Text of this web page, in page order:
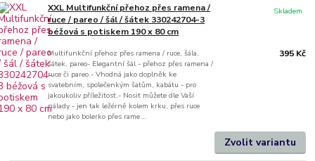
XXL Multifunkční přehoz přes ramena /
ruce / pareo / šál / šátek 330242704-3
béžová s potiskem 190 x 80 cm
Multifunkční přehoz přes ramena / ruce, šála,
šátek, pareo- Elegantní šál - přehoz přes ramena /
ruce či pareo.- Vhodná jako doplněk ke
svatebním, společenkým šatům, kabátu - pro
jakoukoliv příležitost.- Nosit můžete dle Vaší
nálady - jen tak ležérně kolem krku, přes ruce
nebo jako bolerko přes rame...
395 Kč
Skladem
Zvolit variantu